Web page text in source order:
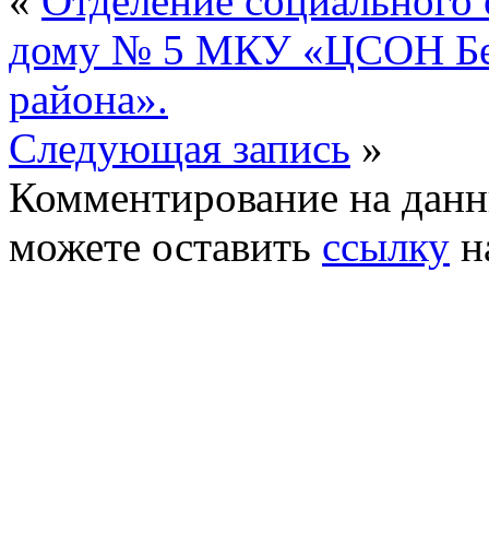
дому № 5 МКУ «ЦСОН
района».
Следующая запись »
Комментирование на
можете оставить ссылку